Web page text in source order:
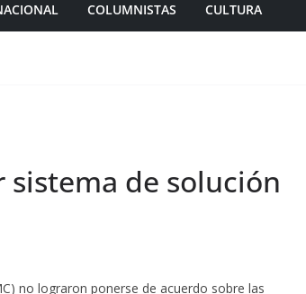
COLUMNISTAS CULTURA
de solución
no lograron ponerse de acuerdo sobre las